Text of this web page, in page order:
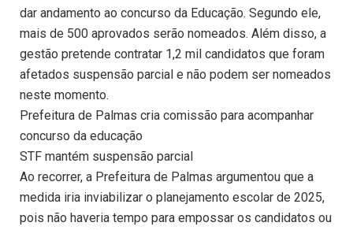
dar andamento ao concurso da Educação. Segundo ele,
mais de 500 aprovados serão nomeados. Além disso, a
gestão pretende contratar 1,2 mil candidatos que foram
afetados suspensão parcial e não podem ser nomeados
neste momento.
Prefeitura de Palmas cria comissão para acompanhar
concurso da educação
STF mantém suspensão parcial
Ao recorrer, a Prefeitura de Palmas argumentou que a
medida iria inviabilizar o planejamento escolar de 2025,
pois não haveria tempo para empossar os candidatos ou